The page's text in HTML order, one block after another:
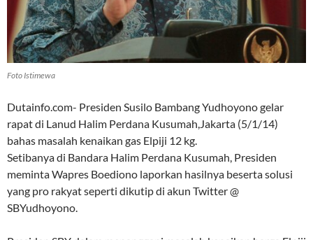
Foto Istimewa
Dutainfo.com- Presiden Susilo Bambang Yudhoyono gelar
rapat di Lanud Halim Perdana Kusumah,Jakarta (5/1/14)
bahas masalah kenaikan gas Elpiji 12 kg.
Setibanya di Bandara Halim Perdana Kusumah, Presiden
meminta Wapres Boediono laporkan hasilnya beserta solusi
yang pro rakyat seperti dikutip di akun Twitter @
SBYudhoyono.